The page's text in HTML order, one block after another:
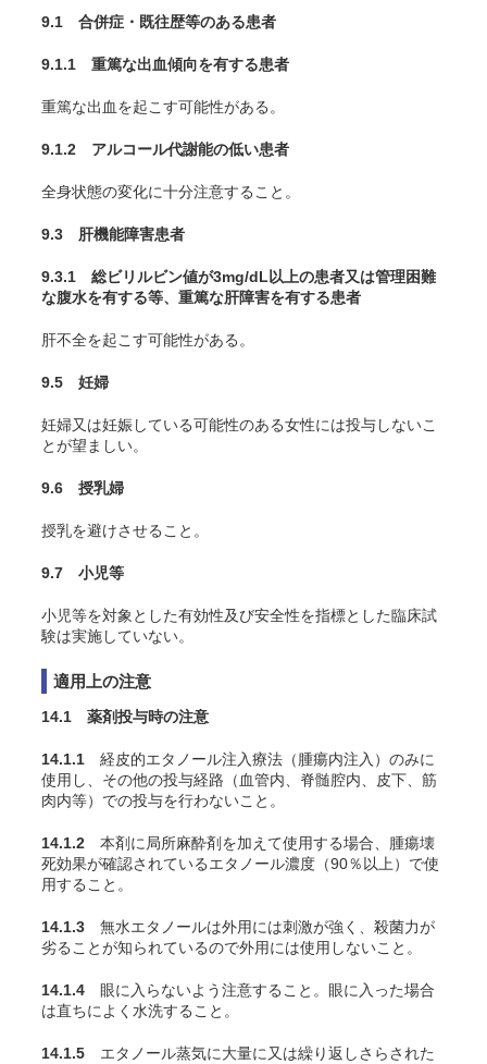
9.1 合併症・既往歴等のある患者
9.1.1 重篤な出血傾向を有する患者
重篤な出血を起こす可能性がある。
9.1.2 アルコール代謝能の低い患者
全身状態の変化に十分注意すること。
9.3 肝機能障害患者
9.3.1 総ビリルビン値が3mg/dL以上の患者又は管理困難
な腹水を有する等、重篤な肝障害を有する患者
肝不全を起こす可能性がある。
9.5 妊婦
妊婦又は妊娠している可能性のある女性には投与しないこ
とが望ましい。
9.6 授乳婦
授乳を避けさせること。
9.7 小児等
小児等を対象とした有効性及び安全性を指標とした臨床試
験は実施していない。
適用上の注意
14.1 薬剤投与時の注意
14.1.1 経皮的エタノール注入療法（腫瘍内注入）のみに
使用し、その他の投与経路（血管内、脊髄腔内、皮下、筋
肉内等）での投与を行わないこと。
14.1.2 本剤に局所麻酔剤を加えて使用する場合、腫瘍壊
死効果が確認されているエタノール濃度（90％以上）で使
用すること。
14.1.3 無水エタノールは外用には刺激が強く、殺菌力が
劣ることが知られているので外用には使用しないこと。
14.1.4 眼に入らないよう注意すること。眼に入った場合
は直ちによく水洗すること。
14.1.5 エタノール蒸気に大量に又は繰り返しさらされた